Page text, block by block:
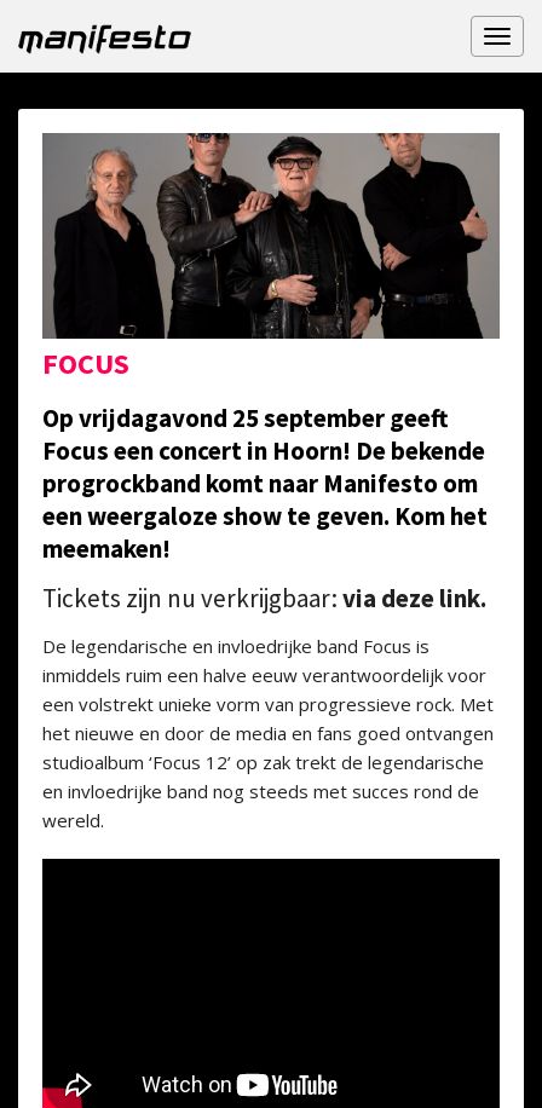
FOCUS
Op vrijdagavond 25 september geeft
Focus een concert in Hoorn! De bekende
progrockband komt naar Manifesto om
een weergaloze show te geven. Kom het
meemaken!
Tickets zijn nu verkrijgbaar:via deze link.
De legendarische en invloedrijke band Focus is
inmiddels ruim een halve eeuw verantwoordelijk voor
een volstrekt unieke vorm van progressieve rock. Met
het nieuwe en door de media en fans goed ontvangen
studioalbum ‘Focus 12’ op zak trekt de legendarische
en invloedrijke band nog steeds met succes rond de
wereld.